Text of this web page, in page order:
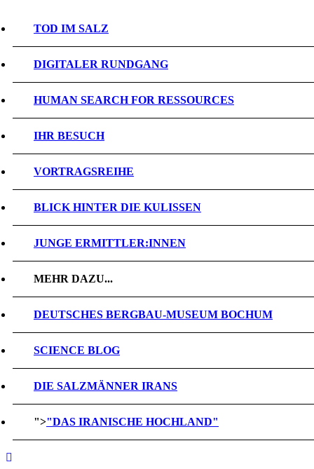
TOD IM SALZ
DIGITALER RUNDGANG
HUMAN SEARCH FOR RESSOURCES
IHR BESUCH
VORTRAGSREIHE
BLICK HINTER DIE KULISSEN
JUNGE ERMITTLER:INNEN
MEHR DAZU...
DEUTSCHES BERGBAU-MUSEUM BOCHUM
SCIENCE BLOG
DIE SALZMÄNNER IRANS
">"DAS IRANISCHE HOCHLAND"